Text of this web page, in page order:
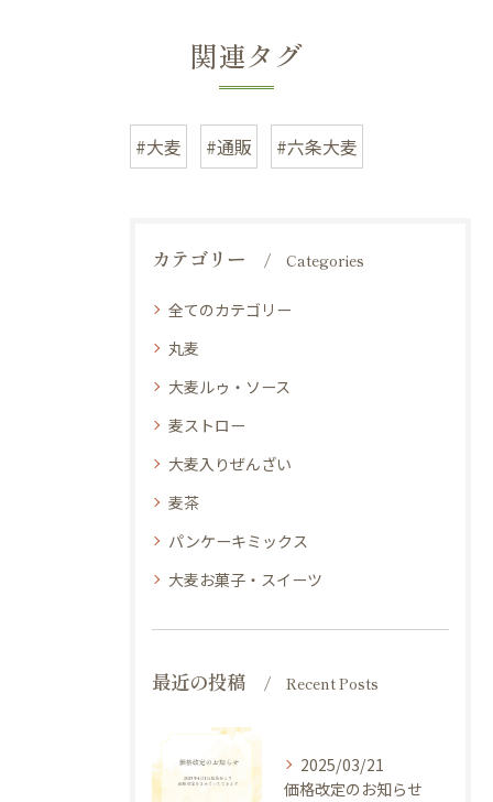
関連タグ
#大麦 #通販 #六条大麦
カテゴリー Categories
全てのカテゴリー
丸麦
大麦ルゥ・ソース
麦ストロー
大麦入りぜんざい
麦茶
パンケーキミックス
大麦お菓子・スイーツ
最近の投稿 Recent Posts
2025/03/21
価格改定のお知らせ